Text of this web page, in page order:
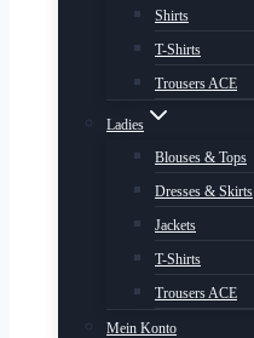
Shirts
T-Shirts
Trousers ACE
Ladies
Blouses & Tops
Dresses & Skirts
Jackets
T-Shirts
Trousers ACE
Mein Konto